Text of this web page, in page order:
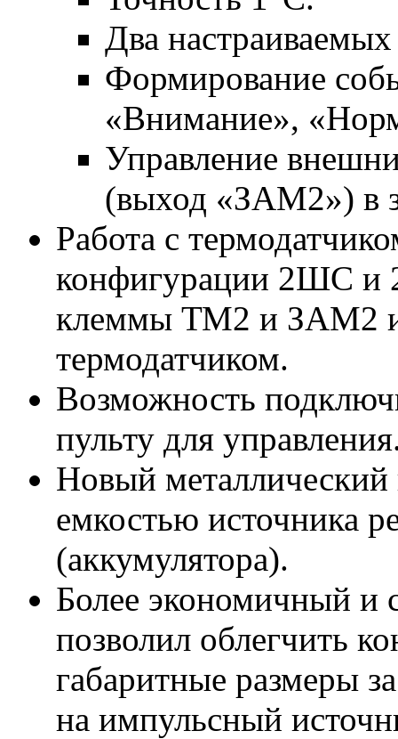
Два
Формирование
«Внимание»,
Управление
(выход «ЗАМ2») в
Работа с
конфигурации 2ШС и
клеммы ТМ2 и ЗАМ2
термодатчиком.
Возможность
пульту для
Новый металлический
емкостью источника
(аккумулятора).
Более экономичный и
позволил облегчить
габаритные размеры
на импульсный